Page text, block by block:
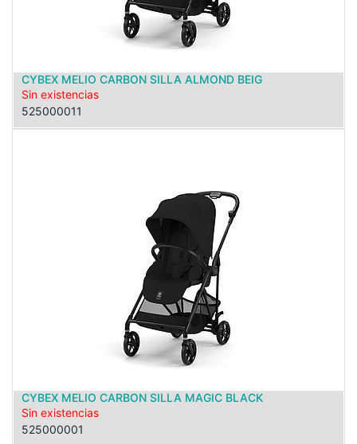
CYBEX MELIO CARBON SILLA ALMOND BEIG
Sin existencias
525000011
CYBEX MELIO CARBON SILLA MAGIC BLACK
Sin existencias
525000001